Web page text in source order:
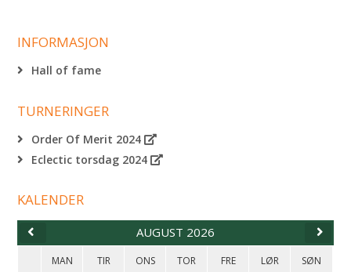
INFORMASJON
Hall of fame
TURNERINGER
Order Of Merit 2024
Eclectic torsdag 2024
KALENDER
AUGUST 2026
MAN TIR ONS TOR FRE LØR SØN